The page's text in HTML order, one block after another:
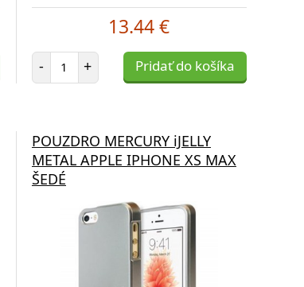
13.44 €
- Počet položiek
+ Pridať do košíka
POUZDRO MERCURY iJELLY
METAL APPLE IPHONE XS MAX
ŠEDÉ